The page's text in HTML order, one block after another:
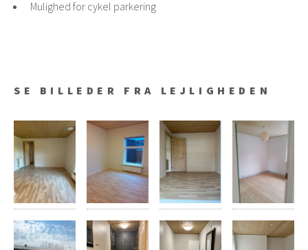
Mulighed for cykel parkering
SE BILLEDER FRA LEJLIGHEDEN